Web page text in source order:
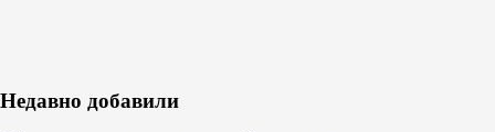
Недавно добавили